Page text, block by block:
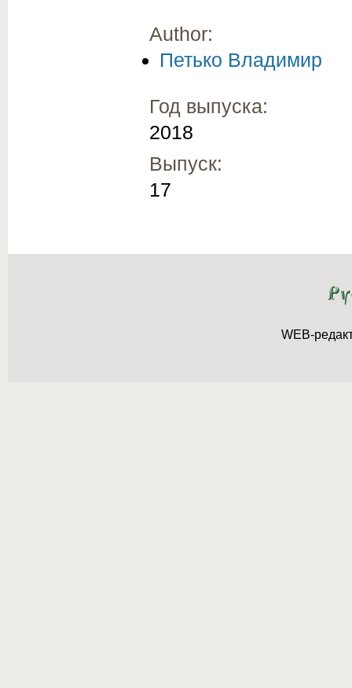
Author:
Петько Владимир
Год выпуска:
2018
Выпуск:
17
WEB-